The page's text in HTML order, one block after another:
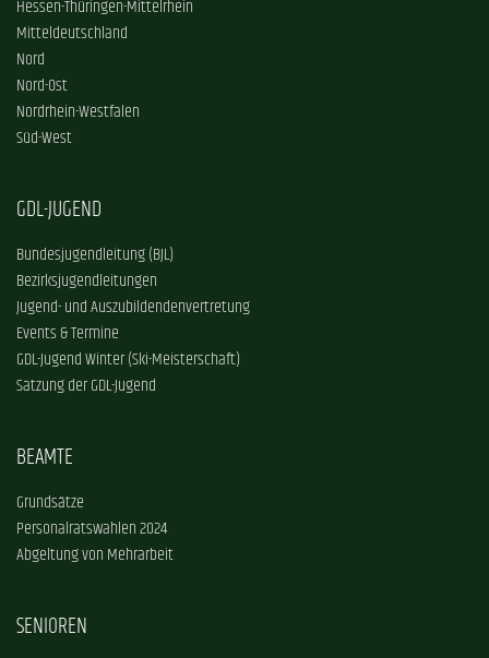
Hessen-Thüringen-Mittelrhein
Mitteldeutschland
Nord
Nord-Ost
Nordrhein-Westfalen
Süd-West
GDL-JUGEND
Bundesjugendleitung (BJL)
Bezirksjugendleitungen
Jugend- und Auszubildendenvertretung
Events & Termine
GDL-Jugend Winter (Ski-Meisterschaft)
Satzung der GDL-Jugend
BEAMTE
Grundsätze
Personalratswahlen 2024
Abgeltung von Mehrarbeit
SENIOREN